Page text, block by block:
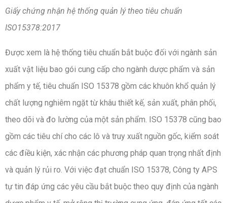
Giấy chứng nhận hệ thống quản lý theo tiêu chuẩn
ISO15378:2017
Được xem là hệ thống tiêu chuẩn bắt buộc đối với ngành sản
xuất vật liệu bao gói cung cấp cho ngành dược phẩm và sản
phẩm y tế, tiêu chuẩn ISO 15378 gồm các khuôn khổ quản lý
chất lượng nghiêm ngặt từ khâu thiết kế, sản xuất, phân phối,
theo dõi và đo lường của một sản phẩm. ISO 15378 cũng bao
gồm các tiêu chí cho các lô và truy xuất nguồn gốc, kiểm soát
các điều kiện, xác nhận các phương pháp quan trọng nhất định
và quản lý rủi ro. Với việc đạt chuẩn ISO 15378, Công ty APS
tự tin đáp ứng các yêu cầu bắt buộc theo quy định của ngành